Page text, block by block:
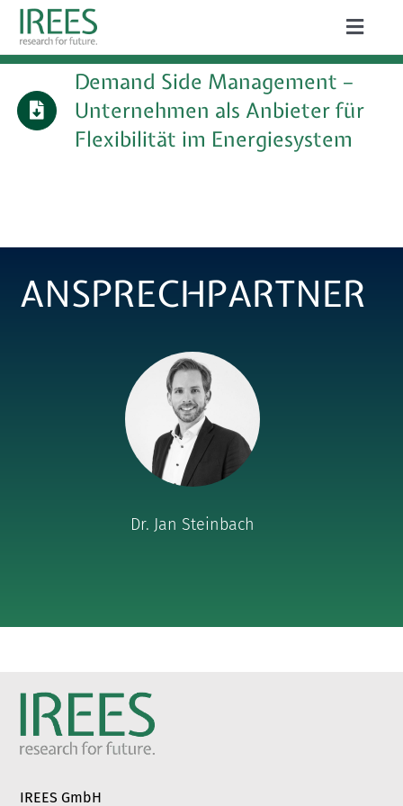
Zum
Inhalt
Toggle
ÜBER UNS
LEISTUNGEN
PUBLIKATIONEN
KARRIERE
Suche
Demand Side Management –
Unternehmen als Anbieter für
Flexibilität im Energiesystem
ANSPRECHPARTNER
Dr. Jan Steinbach
IREES GmbH